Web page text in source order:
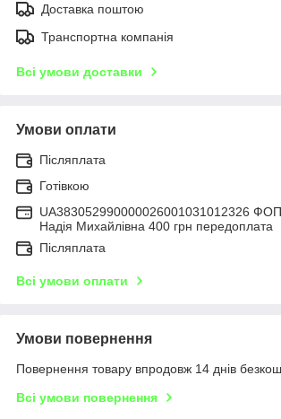
Доставка поштою
Транспортна компанія
Всі умови доставки
Умови оплати
Післяплата
Готівкою
UA383052990000026001031012326
Надія Михайлівна 400 грн передоплата
Післяплата
Всі умови оплати
Умови повернення
Повернення товару впродовж 14 днів
Всі умови повернення